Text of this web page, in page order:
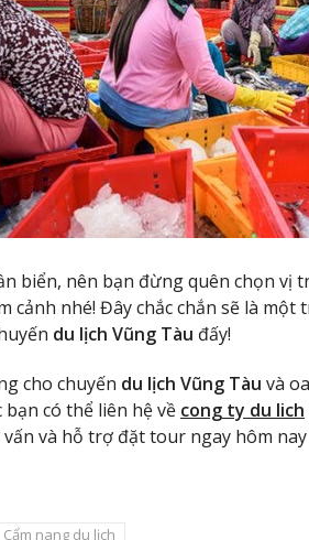
biển, nên bạn đừng quên chọn vị
cảnh nhé! Đây chắc chắn sẽ là
du lịch Vũng Tàu đấy!
cho chuyến du lịch Vũng Tàu và
bạn có thể liên hệ về cong ty du lich
và hỗ trợ đặt tour ngay hôm nay
Cẩm nang du lịch